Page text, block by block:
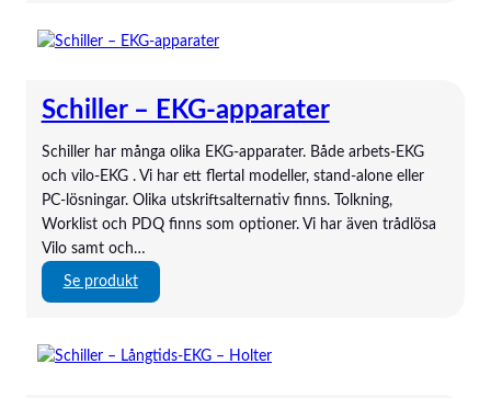
d
i
t
e
k
n
i
s
k
c
Schiller – EKG-apparater
Schiller har många olika EKG-apparater. Både arbets-EKG
och vilo-EKG . Vi har ett flertal modeller, stand-alone eller
PC-lösningar. Olika utskriftsalternativ finns. Tolkning,
Worklist och PDQ finns som optioner. Vi har även trådlösa
Vilo samt och…
Se produkt:
S
h